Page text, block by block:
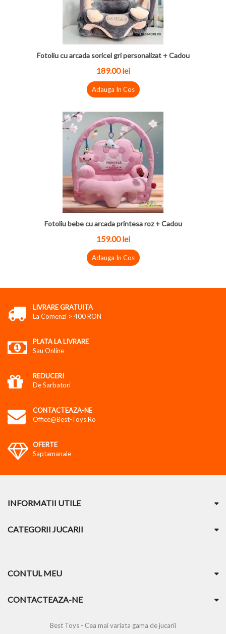
Fotoliu cu arcada soricel gri personalizat + Cadou
189.00 lei
Adauga In Cos
Fotoliu bebe cu arcada printesa roz + Cadou
159.00 lei
Adauga In Cos
LIVRARE GRATUITA
La Comenzi > 400 RON
PLATA LA LIVRARE
Sau Online
REDUCERI
De Sarbatori
CONTACTEAZA-NE
Office@best-Toys.ro
OFERTE
Saptamanale
INFORMATII UTILE
CATEGORII JUCARII
CONTUL MEU
CONTACTEAZA-NE
Best Toys - Cea mai variata gama de jucarii